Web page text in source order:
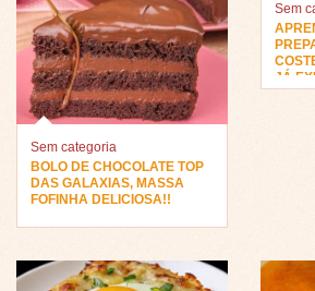
Sem categoria
BOLO DE CHOCOLATE TOP
DAS GALAXIAS, MASSA
FOFINHA DELICIOSA!!
Sem
JÁ